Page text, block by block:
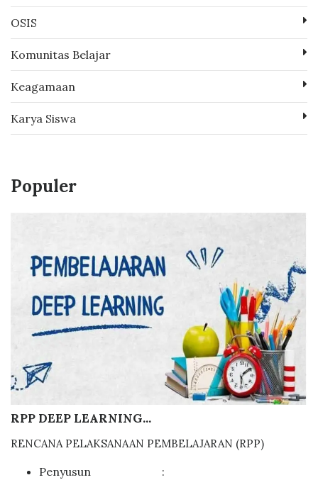
OSIS
Komunitas Belajar
Keagamaan
Karya Siswa
Populer
RPP DEEP LEARNING...
RENCANA PELAKSANAAN PEMBELAJARAN (RPP)
Penyusun :